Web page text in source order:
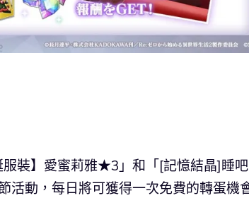
裝】愛蜜莉雅★3」和「[記憶結晶]睡吧
動，每日將可獲得一次免費的轉蛋機